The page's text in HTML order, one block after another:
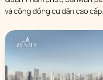
và cộng đồng cư dân cao